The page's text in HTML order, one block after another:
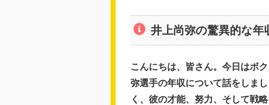
井上尚弥の驚異的な年
こんにちは、皆さん。今日はボ
弥選手の年収について話をしま
く、彼の才能、努力、そして戦略